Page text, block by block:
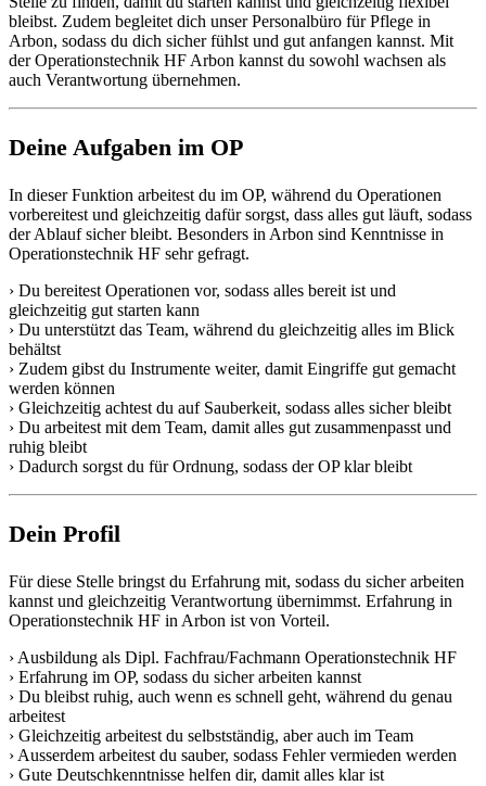
bleibst. Zudem begleitet dich unser Personalbüro für Pflege in
Arbon, sodass du dich sicher fühlst und gut anfangen kannst. Mit
der Operationstechnik HF Arbon kannst du sowohl wachsen als
auch Verantwortung übernehmen.
Deine Aufgaben im OP
In dieser Funktion arbeitest du im OP, während du Operationen
vorbereitest und gleichzeitig dafür sorgst, dass alles gut läuft, sodass
der Ablauf sicher bleibt. Besonders in Arbon sind Kenntnisse in
Operationstechnik HF sehr gefragt.
› Du bereitest Operationen vor, sodass alles bereit ist und
gleichzeitig gut starten kann
› Du unterstützt das Team, während du gleichzeitig alles im Blick
behältst
› Zudem gibst du Instrumente weiter, damit Eingriffe gut gemacht
werden können
› Gleichzeitig achtest du auf Sauberkeit, sodass alles sicher bleibt
› Du arbeitest mit dem Team, damit alles gut zusammenpasst und
ruhig bleibt
› Dadurch sorgst du für Ordnung, sodass der OP klar bleibt
Dein Profil
Für diese Stelle bringst du Erfahrung mit, sodass du sicher arbeiten
kannst und gleichzeitig Verantwortung übernimmst. Erfahrung in
Operationstechnik HF in Arbon ist von Vorteil.
› Ausbildung als Dipl. Fachfrau/Fachmann Operationstechnik HF
› Erfahrung im OP, sodass du sicher arbeiten kannst
› Du bleibst ruhig, auch wenn es schnell geht, während du genau
arbeitest
› Gleichzeitig arbeitest du selbstständig, aber auch im Team
› Ausserdem arbeitest du sauber, sodass Fehler vermieden werden
› Gute Deutschkenntnisse helfen dir, damit alles klar ist